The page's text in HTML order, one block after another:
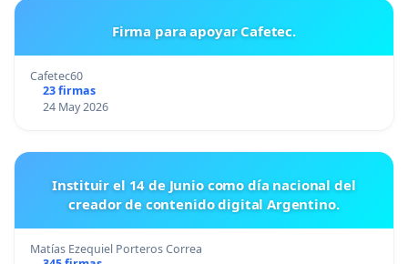
Firma para apoyar Cafetec.
Cafetec60
23 firmas
24 May 2026
Instituir el 14 de Junio como día nacional del
creador de contenido digital Argentino.
Matías Ezequiel Porteros Correa